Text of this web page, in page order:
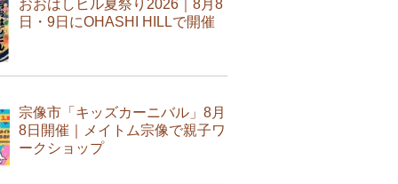
おおはしヒル夏祭り2026｜8月8
日・9日にOHASHI HILLで開催
宗像市「キッズカーニバル」8月
8日開催｜メイトム宗像で親子ワ
ークショップ